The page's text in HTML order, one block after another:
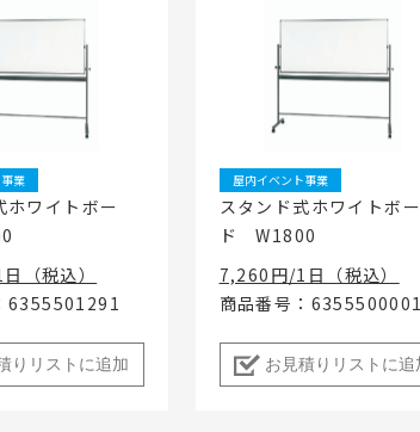
業
ホワイトボー
（税込）
6355501291
りリストに追加
屋内イベント事業
スタンド式ホワイトボー
ド W1800
7,260円/1日（税込）
商品番号：6355500001
お見積りリストに追